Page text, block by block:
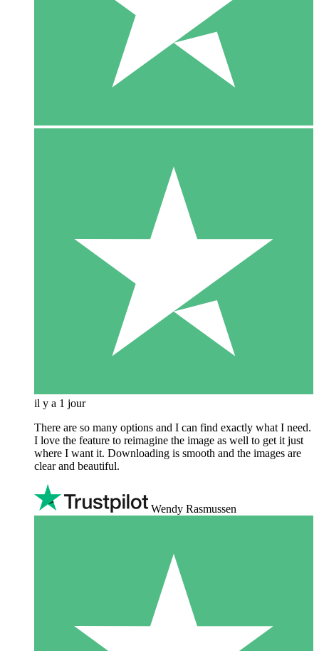
il y a 1 jour
There are so many options and I can find exactly what I need.
I love the feature to reimagine the image as well to get it just
where I want it. Downloading is smooth and the images are
clear and beautiful.
Wendy Rasmussen